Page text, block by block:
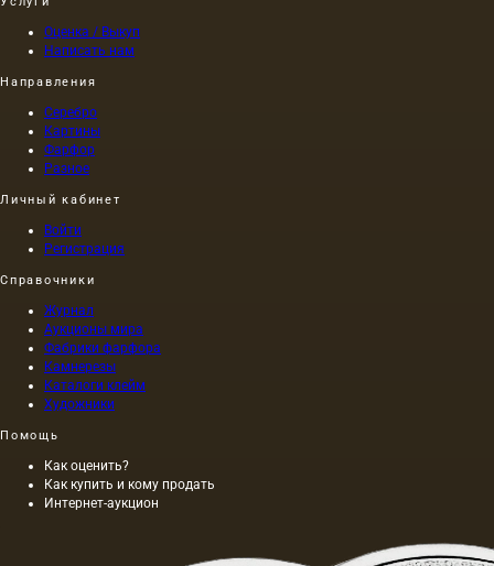
Оценка / Выкуп
Написать нам
Направления
Серебро
Картины
Фарфор
Разное
Личный кабинет
Войти
Регистрация
Справочники
Журнал
Аукционы мира
Фабрики фарфора
Камнерезы
Каталоги клейм
Художники
Помощь
Как оценить?
Как купить и кому продать
Интернет-аукцион